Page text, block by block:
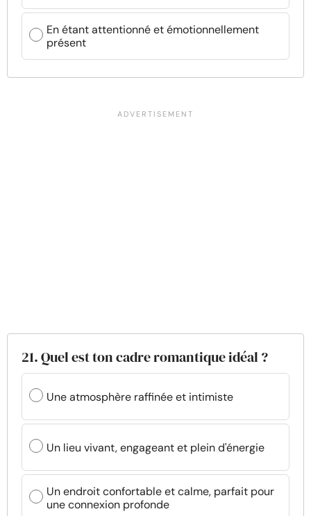
En étant attentionné et émotionnellement
présent
21. Quel est ton cadre romantique idéal ?
Une atmosphère raffinée et intimiste
Un lieu vivant, engageant et plein d'énergie
Un endroit confortable et calme, parfait pour
une connexion profonde